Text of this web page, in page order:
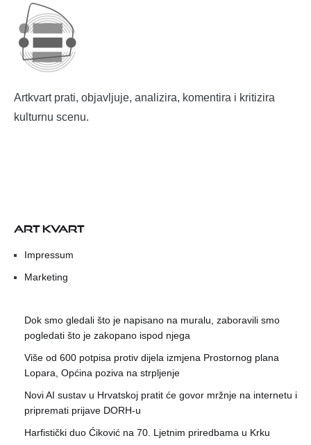
Artkvart prati, objavljuje, analizira, komentira i kritizira
kulturnu scenu.
ART KVART
Impressum
Marketing
Dok smo gledali što je napisano na muralu, zaboravili smo
pogledati što je zakopano ispod njega
Više od 600 potpisa protiv dijela izmjena Prostornog plana
Lopara, Općina poziva na strpljenje
Novi AI sustav u Hrvatskoj pratit će govor mržnje na internetu i
pripremati prijave DORH-u
Harfistički duo Ćiković na 70. Ljetnim priredbama u Krku